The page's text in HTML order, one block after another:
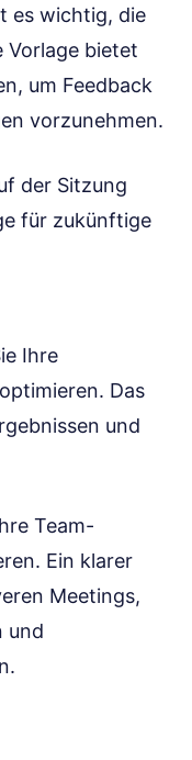
es wichtig, die
Vorlage bietet
um Feedback
vorzunehmen.
der Sitzung
für zukünftige
Ihre
Das
und
Team-
Ein klarer
Meetings,
und